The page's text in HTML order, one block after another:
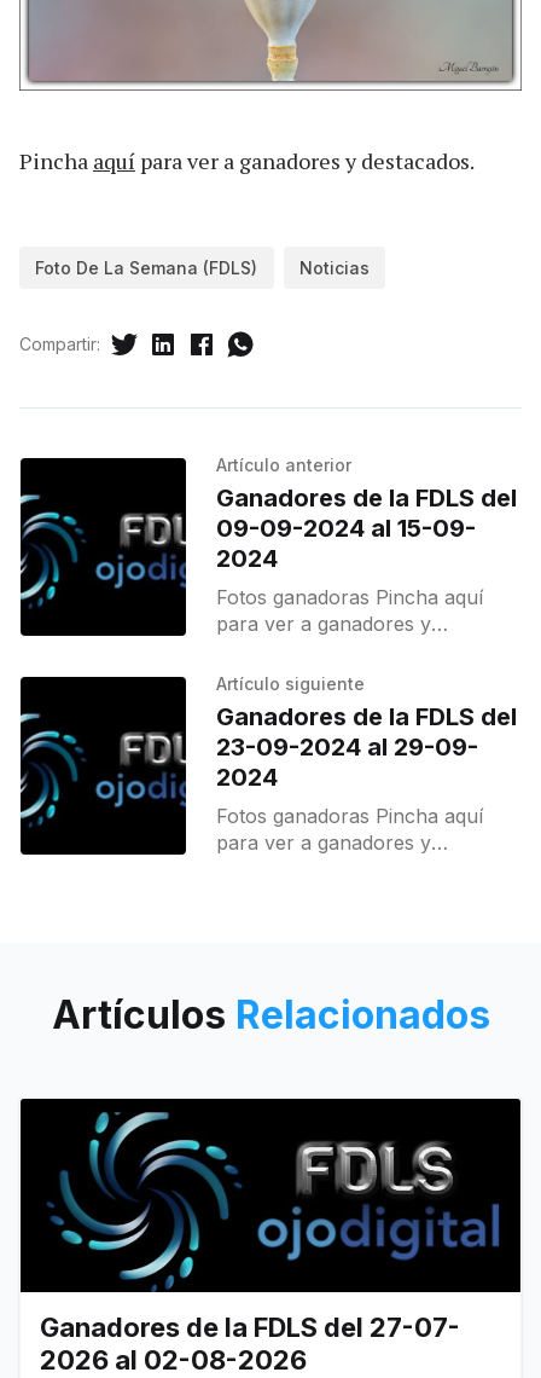
Pincha aquí para ver a ganadores y destacados.
Foto De La Semana (FDLS) Noticias
Compartir:
Artículo anterior
Ganadores de la FDLS del
09-09-2024 al 15-09-
2024
Fotos ganadoras Pincha aquí
para ver a ganadores y
Artículo siguiente
Ganadores de la FDLS del
23-09-2024 al 29-09-
2024
Fotos ganadoras Pincha aquí
para ver a ganadores y
Artículos Relacionados
Ganadores de la FDLS del 27-07-
2026 al 02-08-2026